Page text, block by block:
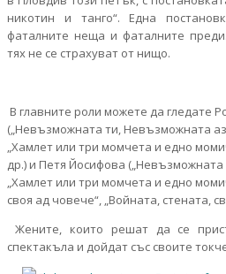
никотин и танго“. Една
фаталните неща и фаталните
тях не се страхуват от нищо.
В главните роли можете да гледате
(„Невъзможната ти, Невъзможната
„Хамлет или три момчета и едно
др.) и Петя Йосифова
„Хамлет или три момчета и едно
своя ад човече“, „Войната, стената,
Жените, които решат да се
спектакъла и дойдат със своите